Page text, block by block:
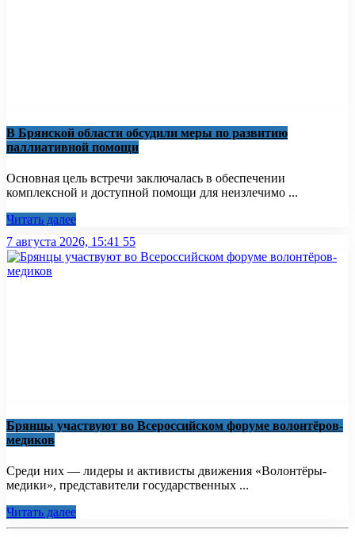
В Брянской области обсудили меры по развитию
паллиативной помощи
Основная цель встречи заключалась в обеспечении
комплексной и доступной помощи для неизлечимо ...
Читать далее
7 августа 2026, 15:41 55
Брянцы участвуют во Всероссийском форуме волонтёров-
медиков
Среди них — лидеры и активисты движения «Волонтёры-
медики», представители государственных ...
Читать далее